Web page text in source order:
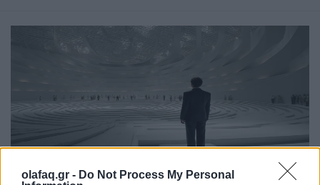
olafaq.gr - Do Not Process My Personal